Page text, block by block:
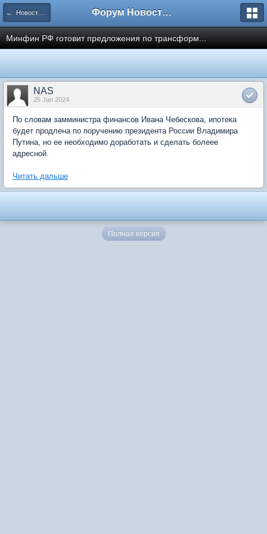
← Новости рынка недвижимости Форум Новостройки
Минфин РФ готовит предложения по трансформ...
NAS
25 Jan 2024
По словам замминистра финансов Ивана Чебескова, ипотека
будет продлена по поручению президента России Владимира
Путина, но ее необходимо доработать и сделать болеее
адресной.
Читать дальше
Полная версия